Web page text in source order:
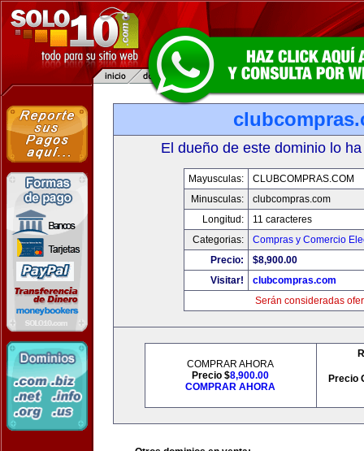
El dueño de este dominio lo
Mayusculas:
CLUBCOMPRAS.COM
Minusculas:
clubcompras.com
Longitud:
11 caracteres
Categorias:
Compras y Comercio
Precio:
$8,900.00
Visitar!
clubcompras.com
Serán consideradas
COMPRAR AHORA
Precio $8,900.00
COMPRAR AHORA
Precio